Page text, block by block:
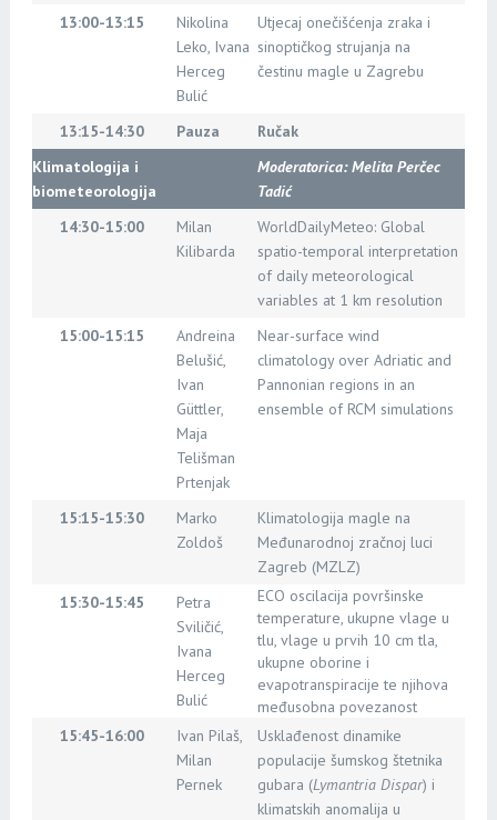
13:00-13:15
Nikolina
Leko, Ivana
Herceg
Bulić
Utjecaj onečišćenja zraka i
sinoptičkog strujanja na
čestinu magle u Zagrebu
13:15-14:30 Pauza
Ručak
Klimatologija i
biometeorologija
Moderatorica: Melita Perčec
Tadić
14:30-15:00
Milan
Kilibarda
WorldDailyMeteo: Global
spatio-temporal interpretation
of daily meteorological
variables at 1 km resolution
15:00-15:15
Andreina
Belušić,
Ivan
Güttler,
Maja
Telišman
Prtenjak
Near-surface wind
climatology over Adriatic and
Pannonian regions in an
ensemble of RCM simulations
15:15-15:30
Marko
Zoldoš
Klimatologija magle na
Međunarodnoj zračnoj luci
Zagreb (MZLZ)
15:30-15:45
Petra
Sviličić,
Ivana
Herceg
Bulić
ECO oscilacija površinske
temperature, ukupne vlage u
tlu, vlage u prvih 10 cm tla,
ukupne oborine i
evapotranspiracije te njihova
međusobna povezanost
15:45-16:00
Ivan Pilaš,
Milan
Pernek
Usklađenost dinamike
populacije šumskog štetnika
gubara (Lymantria Dispar) i
klimatskih anomalija u